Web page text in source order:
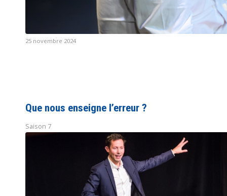
25 novembre 2024
Que nous enseigne l’erreur ?
Saison 7